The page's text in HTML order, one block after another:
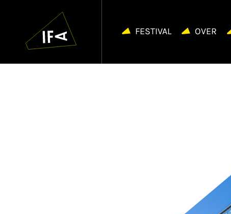
Navigatie
overslaan
FESTIVAL OVER